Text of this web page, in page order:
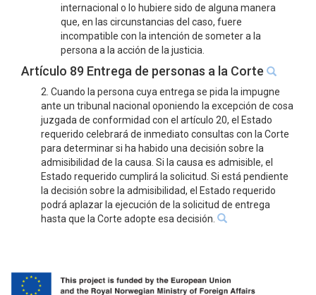
internacional o lo hubiere sido de alguna manera
que, en las circunstancias del caso, fuere
incompatible con la intención de someter a la
persona a la acción de la justicia.
Artículo 89 Entrega de personas a la Corte
2. Cuando la persona cuya entrega se pida la impugne
ante un tribunal nacional oponiendo la excepción de cosa
juzgada de conformidad con el artículo 20, el Estado
requerido celebrará de inmediato consultas con la Corte
para determinar si ha habido una decisión sobre la
admisibilidad de la causa. Si la causa es admisible, el
Estado requerido cumplirá la solicitud. Si está pendiente
la decisión sobre la admisibilidad, el Estado requerido
podrá aplazar la ejecución de la solicitud de entrega
hasta que la Corte adopte esa decisión.